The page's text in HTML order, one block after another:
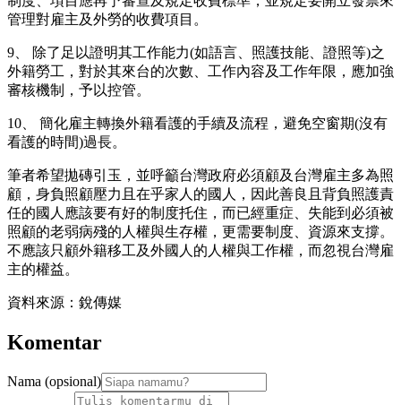
管理對雇主及外勞的收費項目。
9、 除了足以證明其工作能力(如語言、照護技能、證照等)之
外籍勞工，對於其來台的次數、工作內容及工作年限，應加強
審核機制，予以控管。
10、 簡化雇主轉換外籍看護的手續及流程，避免空窗期(沒有
看護的時間)過長。
筆者希望拋磚引玉，並呼籲台灣政府必須顧及台灣雇主多為照
顧，身負照顧壓力且在乎家人的國人，因此善良且背負照護責
任的國人應該要有好的制度托住，而已經重症、失能到必須被
照顧的老弱病殘的人權與生存權，更需要制度、資源來支撐。
不應該只顧外籍移工及外國人的人權與工作權，而忽視台灣雇
主的權益。
資料來源：銳傳媒
Komentar
Nama (opsional)